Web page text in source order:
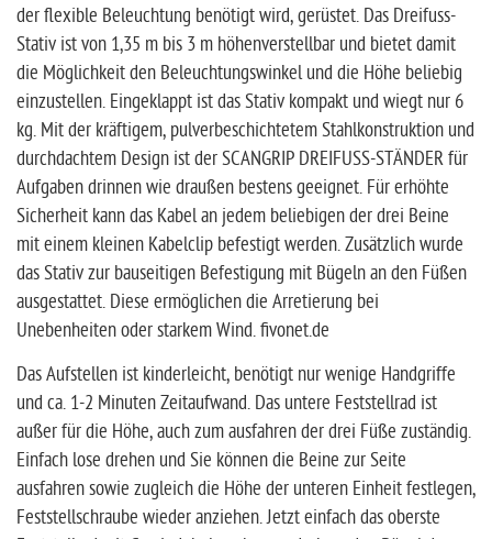
der flexible Beleuchtung benötigt wird, gerüstet. Das Dreifuss-
Stativ ist von 1,35 m bis 3 m höhenverstellbar und bietet damit
die Möglichkeit den Beleuchtungswinkel und die Höhe beliebig
einzustellen. Eingeklappt ist das Stativ kompakt und wiegt nur 6
kg. Mit der kräftigem, pulverbeschichtetem Stahlkonstruktion und
durchdachtem Design ist der SCANGRIP DREIFUSS-STÄNDER für
Aufgaben drinnen wie draußen bestens geeignet. Für erhöhte
Sicherheit kann das Kabel an jedem beliebigen der drei Beine
mit einem kleinen Kabelclip befestigt werden. Zusätzlich wurde
das Stativ zur bauseitigen Befestigung mit Bügeln an den Füßen
ausgestattet. Diese ermöglichen die Arretierung bei
Unebenheiten oder starkem Wind. fivonet.de
Das Aufstellen ist kinderleicht, benötigt nur wenige Handgriffe
und ca. 1-2 Minuten Zeitaufwand. Das untere Feststellrad ist
außer für die Höhe, auch zum ausfahren der drei Füße zuständig.
Einfach lose drehen und Sie können die Beine zur Seite
ausfahren sowie zugleich die Höhe der unteren Einheit festlegen,
Feststellschraube wieder anziehen. Jetzt einfach das oberste